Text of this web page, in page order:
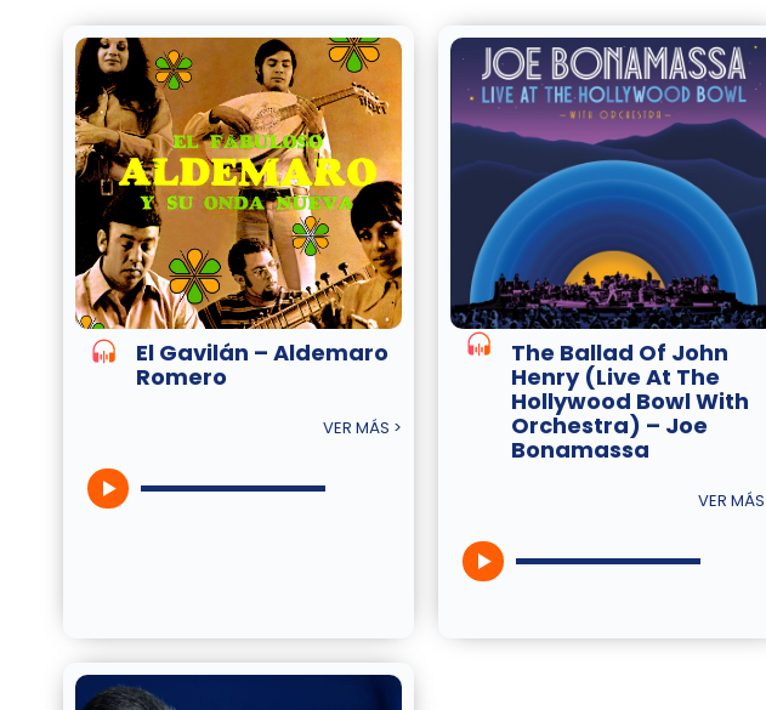
El Gavilán – Aldemaro
Romero
VER MÁS >
The Ballad Of John
Henry (Live At The
Hollywood Bowl With
Orchestra) – Joe
Bonamassa
VER